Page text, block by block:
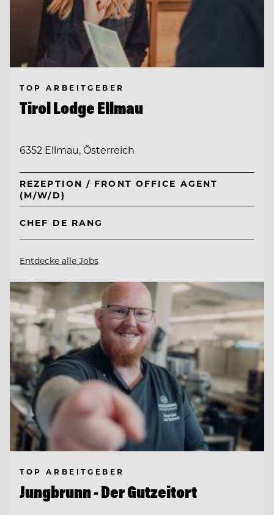
TOP ARBEITGEBER
Tirol Lodge Ellmau
6352 Ellmau, Österreich
REZEPTION / FRONT OFFICE AGENT
(M/W/D)
CHEF DE RANG
Entdecke alle Jobs
TOP ARBEITGEBER
Jungbrunn - Der Gutzeitort